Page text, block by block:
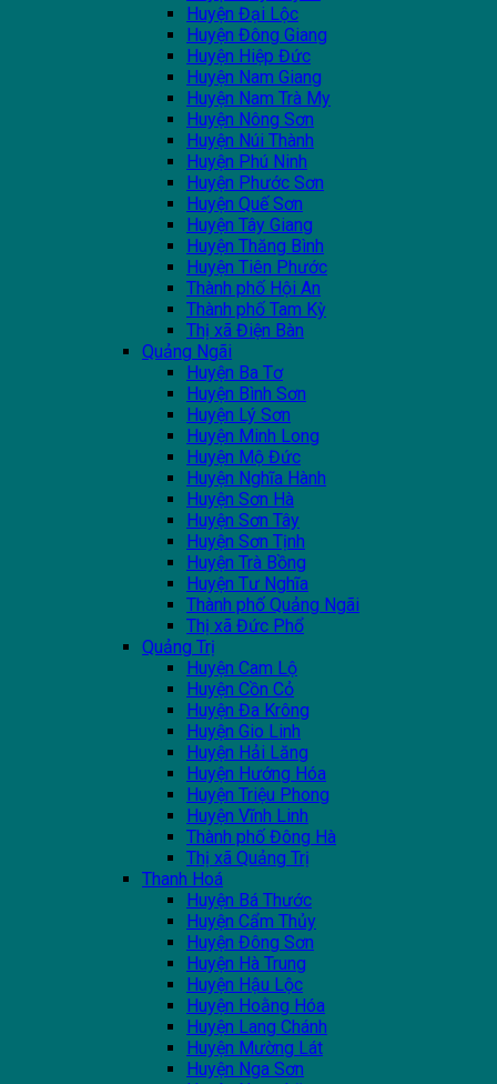
Huyện Đại Lộc
Huyện Đông Giang
Huyện Hiệp Đức
Huyện Nam Giang
Huyện Nam Trà My
Huyện Nông Sơn
Huyện Núi Thành
Huyện Phú Ninh
Huyện Phước Sơn
Huyện Quế Sơn
Huyện Tây Giang
Huyện Thăng Bình
Huyện Tiên Phước
Thành phố Hội An
Thành phố Tam Kỳ
Thị xã Điện Bàn
Quảng Ngãi
Huyện Ba Tơ
Huyện Bình Sơn
Huyện Lý Sơn
Huyện Minh Long
Huyện Mộ Đức
Huyện Nghĩa Hành
Huyện Sơn Hà
Huyện Sơn Tây
Huyện Sơn Tịnh
Huyện Trà Bồng
Huyện Tư Nghĩa
Thành phố Quảng Ngãi
Thị xã Đức Phổ
Quảng Trị
Huyện Cam Lộ
Huyện Cồn Cỏ
Huyện Đa Krông
Huyện Gio Linh
Huyện Hải Lăng
Huyện Hướng Hóa
Huyện Triệu Phong
Huyện Vĩnh Linh
Thành phố Đông Hà
Thị xã Quảng Trị
Thanh Hoá
Huyện Bá Thước
Huyện Cẩm Thủy
Huyện Đông Sơn
Huyện Hà Trung
Huyện Hậu Lộc
Huyện Hoằng Hóa
Huyện Lang Chánh
Huyện Mường Lát
Huyện Nga Sơn